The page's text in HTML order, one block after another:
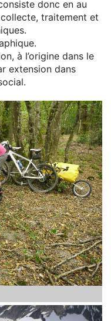
donc en au
traitement et
à l’origine dans le
extension dans